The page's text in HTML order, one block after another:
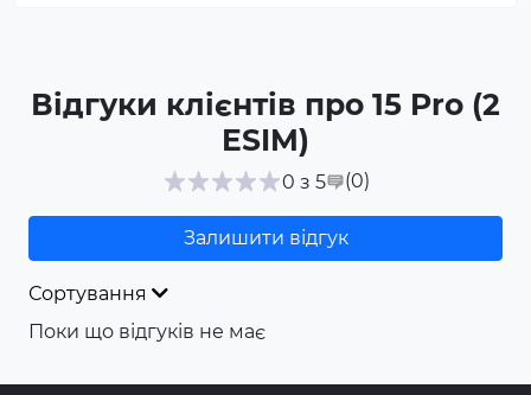
Відгуки клієнтів про 15 Pro (2
ESIM)
0 з 5 (0)
Залишити відгук
Сортування
Поки що відгуків не має